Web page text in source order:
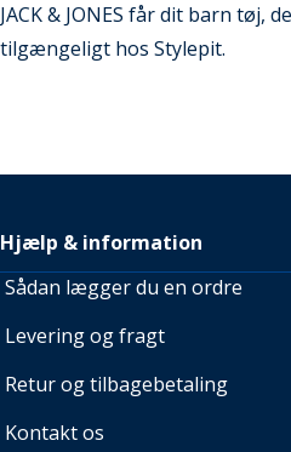
JACK & JONES får dit barn tøj,
tilgængeligt hos Stylepit.
Hjælp & information
Sådan lægger du en ordre
Levering og fragt
Retur og tilbagebetaling
Kontakt os